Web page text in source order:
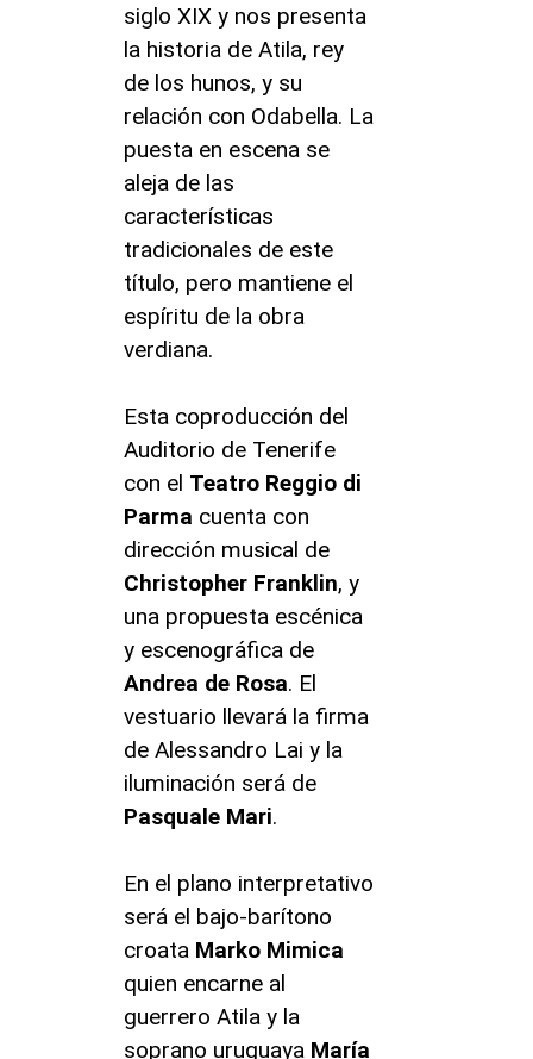
siglo XIX y nos presenta
la historia de Atila, rey
de los hunos, y su
relación con Odabella. La
puesta en escena se
aleja de las
características
tradicionales de este
título, pero mantiene el
espíritu de la obra
verdiana.
Esta coproducción del
Auditorio de Tenerife
con el Teatro Reggio di
Parma cuenta con
dirección musical de
Christopher Franklin, y
una propuesta escénica
y escenográfica de
Andrea de Rosa. El
vestuario llevará la firma
de Alessandro Lai y la
iluminación será de
Pasquale Mari.
En el plano interpretativo
será el bajo-barítono
croata Marko Mimica
quien encarne al
guerrero Atila y la
soprano uruguaya María